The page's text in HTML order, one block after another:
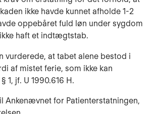
ikke havde kunnet afholde 1-2
oppebåret fuld løn under sygdom
haft et indtægtstab.
vurderede, at tabet alene bestod i
af mistet ferie, som ikke kan
1, jf. U 1990.616 H.
Ankenævnet for Patienterstatningen,